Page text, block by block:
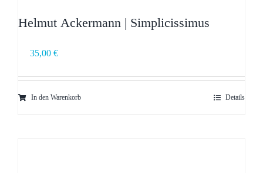
Helmut Ackermann | Simplicissimus
35,00 €
In den Warenkorb Details